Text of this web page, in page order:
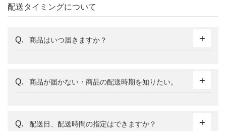
配送タイミングについて
商品はいつ届きますか？
商品が届かない・商品の配送時期を知りたい。
配送日、配送時間の指定はできますか？